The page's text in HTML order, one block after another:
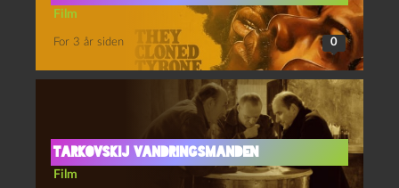
Film
For 3 år siden 0
Tarkovskij Vandringsmanden
Film